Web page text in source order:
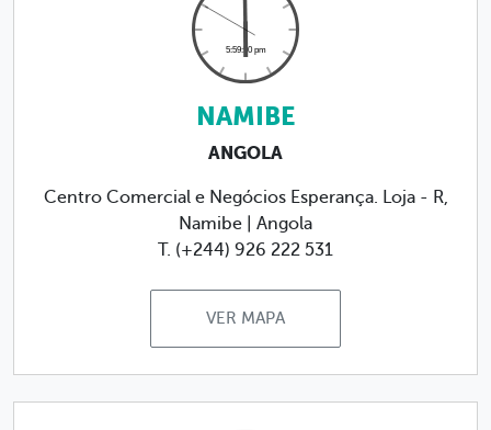
NAMIBE
ANGOLA
Centro Comercial e Negócios Esperança. Loja - R,
Namibe | Angola
T. (+244) 926 222 531
VER MAPA